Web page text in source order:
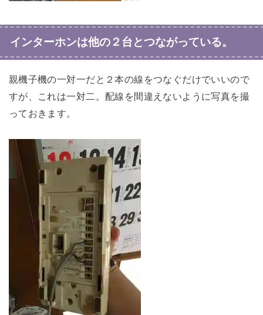
インターホンは他の２台とつながっている。
親機子機の一対一だと２本の線をつなぐだけでいいので
すが、これは一対二。配線を間違えないように写真を撮
っておきます。